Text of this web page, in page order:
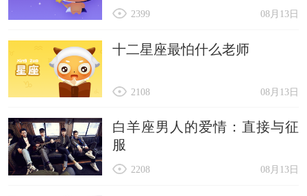
08月13日
2399
十二星座最怕什么老师
08月13日
2108
白羊座男人的爱情：直接与征
服
08月13日
2208